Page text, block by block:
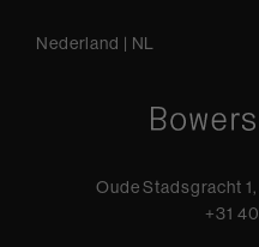
Nederland | NL
Oude Stadsgracht
+31